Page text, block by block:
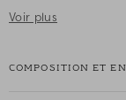
Déclinée en coton
Voir plus
COMPOSITION ET